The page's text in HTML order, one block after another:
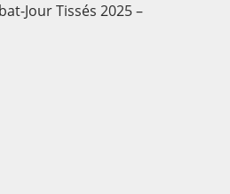
Jour Tissés 2025 –